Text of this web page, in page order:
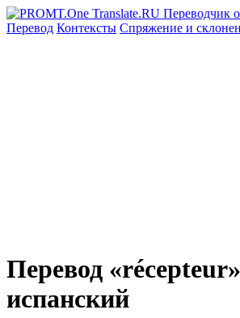
Перевод Контексты Спряжение и
Перевод
испанский